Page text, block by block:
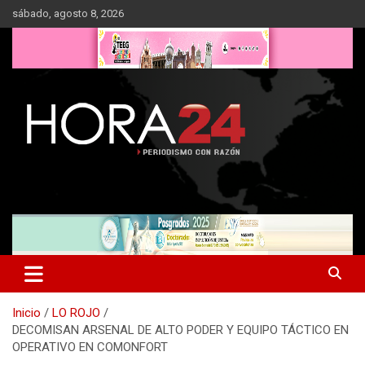
Saltar
al
sábado, agosto 8, 2026
Inicio
LO ROJO
DECOMISAN ARSENAL DE ALTO PODER Y EQUIPO TÁCTICO EN
OPERATIVO EN COMONFORT